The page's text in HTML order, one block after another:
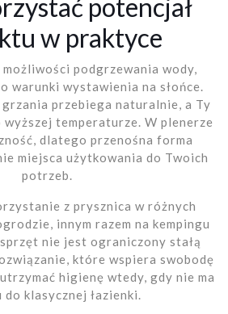
potencjał
w praktyce
podgrzewania wody,
warunki wystawienia na słońce.
przebiega naturalnie, a Ty
temperaturze. W plenerze
dlatego przenośna forma
miejsca użytkowania do Twoich
potrzeb.
z prysznica w różnych
innym razem na kempingu
nie jest ograniczony stałą
które wspiera swobodę
higienę wtedy, gdy nie ma
klasycznej łazienki.